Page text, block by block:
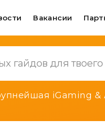
Вакансии
iGaming